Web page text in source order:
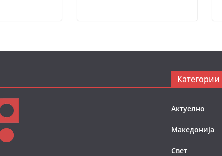
Категории
Актуелно
Македонија
Свет